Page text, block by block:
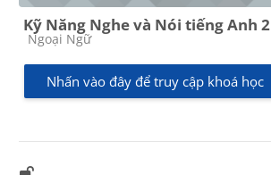
Kỹ Năng Nghe và Nói tiếng Anh 2
Các loại khóa học
Ngoại Ngữ
Nhấn vào đây để truy cập khoá học